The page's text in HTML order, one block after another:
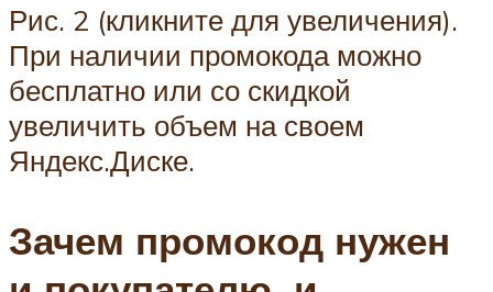
Рис. 2 (кликните для увеличения).
При наличии промокода можно
бесплатно или со скидкой
увеличить объем на своем
Яндекс.Диске.
Зачем промокод нужен